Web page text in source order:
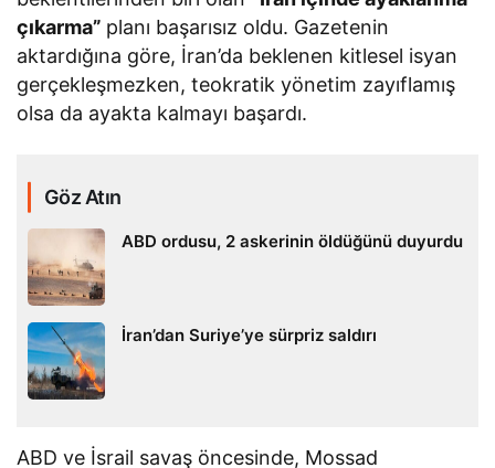
çıkarma” planı başarısız oldu. Gazetenin
aktardığına göre, İran’da beklenen kitlesel isyan
gerçekleşmezken, teokratik yönetim zayıflamış
olsa da ayakta kalmayı başardı.
Göz Atın
ABD ordusu, 2 askerinin öldüğünü duyurdu
İran’dan Suriye’ye sürpriz saldırı
ABD ve İsrail savaş öncesinde, Mossad